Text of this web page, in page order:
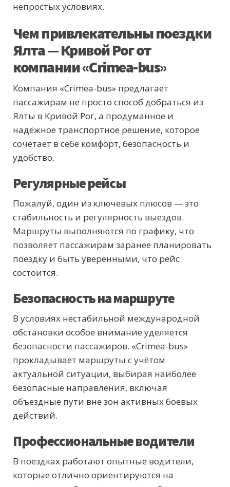
непростых условиях.
Чем привлекательны поездки
Ялта — Кривой Рог от
компании «Crimea-bus»
Компания «Crimea-bus» предлагает
пассажирам не просто способ добраться из
Ялты в Кривой Рог, а продуманное и
надёжное транспортное решение, которое
сочетает в себе комфорт, безопасность и
удобство.
Регулярные рейсы
Пожалуй, один из ключевых плюсов — это
стабильность и регулярность выездов.
Маршруты выполняются по графику, что
позволяет пассажирам заранее планировать
поездку и быть уверенными, что рейс
состоится.
Безопасность на маршруте
В условиях нестабильной международной
обстановки особое внимание уделяется
безопасности пассажиров. «Crimea-bus»
прокладывает маршруты с учётом
актуальной ситуации, выбирая наиболее
безопасные направления, включая
объездные пути вне зон активных боевых
действий.
Профессиональные водители
В поездках работают опытные водители,
которые отлично ориентируются на